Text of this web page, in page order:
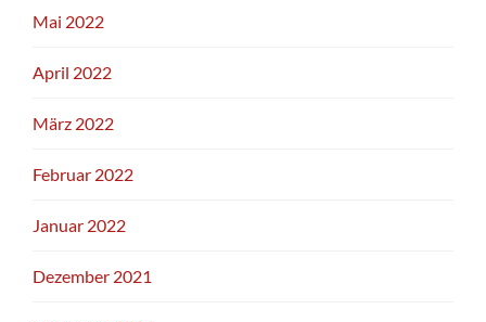
Mai 2022
April 2022
März 2022
Februar 2022
Januar 2022
Dezember 2021